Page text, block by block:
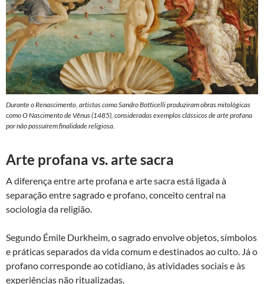
Durante o Renascimento, artistas como Sandro Botticelli produziram obras mitológicas
como O Nascimento de Vênus (1485), consideradas exemplos clássicos de arte profana
por não possuírem finalidade religiosa.
Arte profana vs. arte sacra
A diferença entre arte profana e arte sacra está ligada à
separação entre sagrado e profano, conceito central na
sociologia da religião.
Segundo Émile Durkheim, o sagrado envolve objetos, símbolos
e práticas separados da vida comum e destinados ao culto. Já o
profano corresponde ao cotidiano, às atividades sociais e às
experiências não ritualizadas.